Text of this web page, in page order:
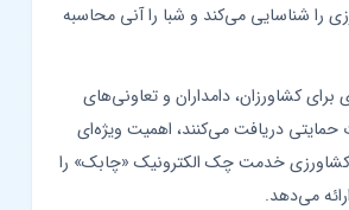
شناسایی می‌کند و شبا را آنی محاسبه
کشاورزان، دامداران و تعاونی‌های
دریافت می‌کنند، اهمیت ویژه‌ای
خدمت چک الکترونیک «چابک» را
می‌دهد.